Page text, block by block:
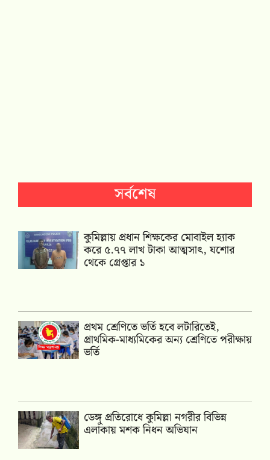
সর্বশেষ
কুমিল্লায় প্রধান শিক্ষকের মোবাইল হ্যাক
করে ৫.৭৭ লাখ টাকা আত্মসাৎ, যশোর
থেকে গ্রেপ্তার ১
প্রথম শ্রেণিতে ভর্তি হবে লটারিতেই,
প্রাথমিক-মাধ্যমিকের অন্য শ্রেণিতে পরীক্ষায়
ভর্তি
ডেঙ্গু প্রতিরোধে কুমিল্লা নগরীর বিভিন্ন
এলাকায় মশক নিধন অভিযান